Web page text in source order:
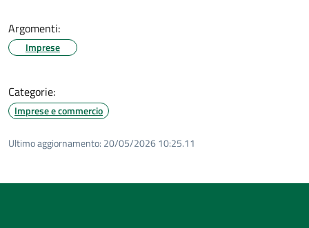
Argomenti:
Imprese
Categorie:
Imprese e commercio
Ultimo aggiornamento: 20/05/2026 10:25.11